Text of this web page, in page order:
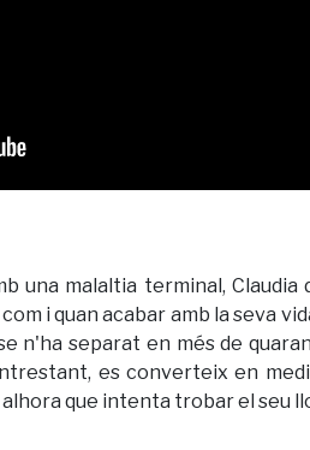
una malaltia terminal,
i quan acabar amb la seva
n'ha separat en més de
es converteix en
que intenta trobar el seu